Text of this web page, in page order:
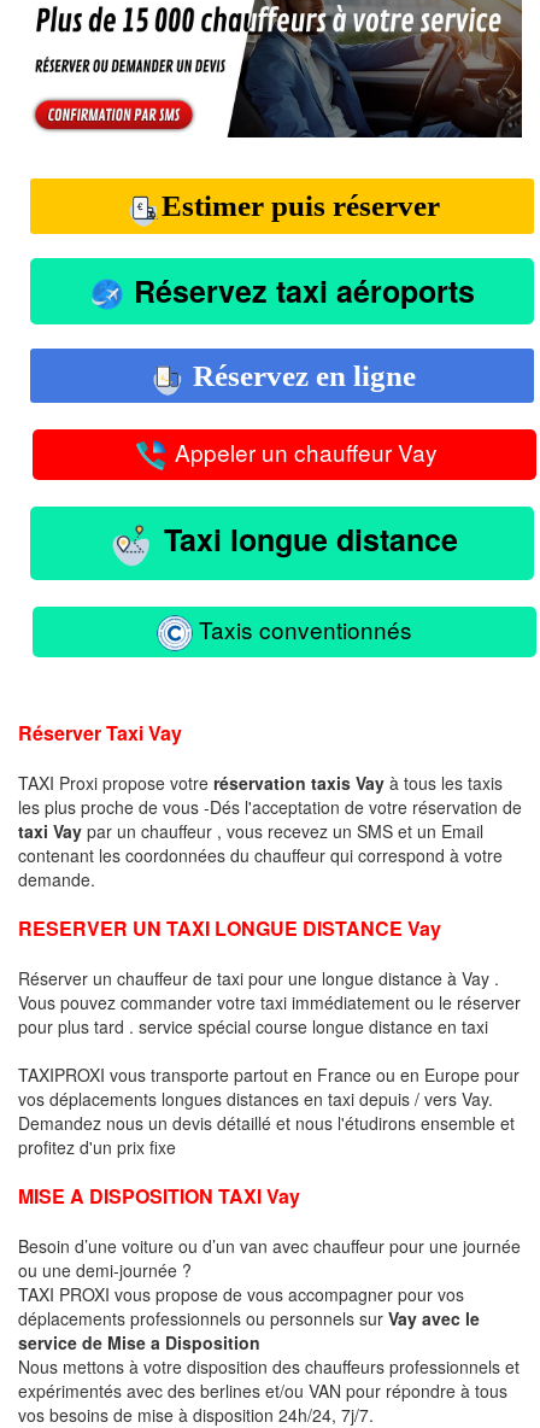
Estimer puis réserver
Réservez taxi aéroports
Réservez en ligne
Appeler un chauffeur Vay
Taxi longue distance
Taxis conventionnés
Réserver Taxi Vay
TAXI Proxi propose votre réservation taxis Vay à tous les taxis
les plus proche de vous -Dés l'acceptation de votre réservation de
taxi Vay par un chauffeur , vous recevez un SMS et un Email
contenant les coordonnées du chauffeur qui correspond à votre
demande.
RESERVER UN TAXI LONGUE DISTANCE Vay
Réserver un chauffeur de taxi pour une longue distance à Vay .
Vous pouvez commander votre taxi immédiatement ou le réserver
pour plus tard . service spécial course longue distance en taxi
TAXIPROXI vous transporte partout en France ou en Europe pour
vos déplacements longues distances en taxi depuis / vers Vay.
Demandez nous un devis détaillé et nous l'étudirons ensemble et
profitez d'un prix fixe
MISE A DISPOSITION TAXI Vay
Besoin d’une voiture ou d’un van avec chauffeur pour une journée
ou une demi-journée ?
TAXI PROXI vous propose de vous accompagner pour vos
déplacements professionnels ou personnels sur Vay avec le
service de Mise a Disposition
Nous mettons à votre disposition des chauffeurs professionnels et
expérimentés avec des berlines et/ou VAN pour répondre à tous
vos besoins de mise à disposition 24h/24, 7j/7.